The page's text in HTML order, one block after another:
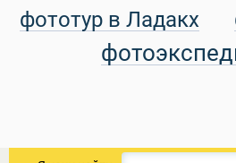
фототур в Ладакх